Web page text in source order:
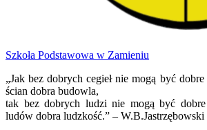
Szkoła Podstawowa w Zamieniu
„Jak bez dobrych cegieł nie mogą być
ścian dobra budowla,
tak bez dobrych ludzi nie mogą być
ludów dobra ludzkość.” – W.B.Jastrzębowski